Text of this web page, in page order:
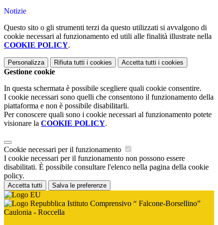
Notizie
Questo sito o gli strumenti terzi da questo utilizzati si avvalgono di
cookie necessari al funzionamento ed utili alle finalità illustrate nella
COOKIE POLICY.
Personalizza Rifiuta tutti i cookies Accetta tutti i cookies
Gestione cookie
In questa schermata è possibile scegliere quali cookie consentire.
I cookie necessari sono quelli che consentono il funzionamento della
piattaforma e non è possibile disabilitarli.
Per conoscere quali sono i cookie necessari al funzionamento potete
visionare la COOKIE POLICY.
Cookie necessari per il funzionamento
I cookie necessari per il funzionamento non possono essere
disabilitati. È possibile consultare l'elenco nella pagina della cookie
policy.
Accetta tutti Salva le preferenze
Istituto Comprensivo “ Falcone-Borsellino”
Caulonia - Roccella